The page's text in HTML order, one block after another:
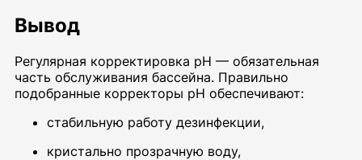
Вывод
Регулярная корректировка pH — обязательная
часть обслуживания бассейна. Правильно
подобранные корректоры pH обеспечивают:
стабильную работу дезинфекции,
кристально прозрачную воду,